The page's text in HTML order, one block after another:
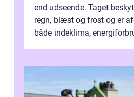
end udseende. Taget
regn, blæst og frost og er
både indeklima,